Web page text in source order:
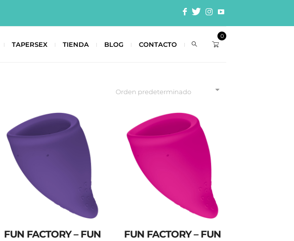
TAPERSEX TIENDA BLOG CONTACTO
0
FUN FACTORY – FUN
FUN FACTORY – FUN